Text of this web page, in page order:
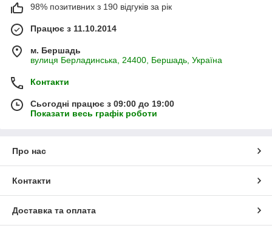
98% позитивних з 190 відгуків за рік
Працює з 11.10.2014
м. Бершадь
вулиця Берладинська, 24400, Бершадь, Україна
Контакти
Сьогодні працює з 09:00 до 19:00
Показати весь графік роботи
Про нас
Контакти
Доставка та оплата